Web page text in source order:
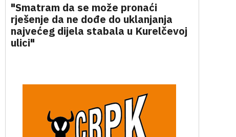
"Smatram da se može pronaći
rješenje da ne dođe do uklanjanja
najvećeg dijela stabala u Kurelčevoj
ulici"